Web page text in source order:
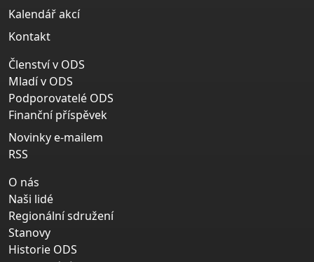
Kalendář akcí
Kontakt
Členství v ODS
Mladí v ODS
Podporovatelé ODS
Finanční příspěvek
Novinky e-mailem
RSS
O nás
Naši lidé
Regionální sdružení
Stanovy
Historie ODS